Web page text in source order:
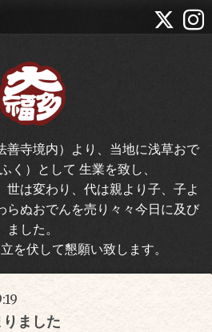
善寺境内）より、当地に浅草おで
く）として 生業を致し、
世は変わり、代は親より子、子よ
らぬおでんを売り々々今日に及び
ました。
を伏して懇願い致します。
ました